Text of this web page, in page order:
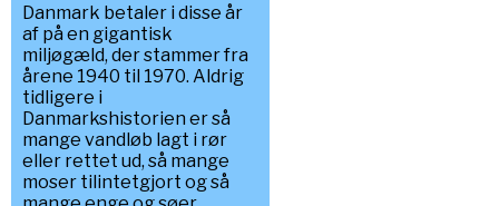
Danmark betaler i disse år
af på en gigantisk
miljøgæld, der stammer fra
årene 1940 til 1970. Aldrig
tidligere i
Danmarkshistorien er så
mange vandløb lagt i rør
eller rettet ud, så mange
moser tilintetgjort og så